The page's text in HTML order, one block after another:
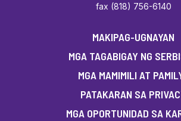
fax (818) 756-6140
MAKIPAG-UGNAYAN
MGA TAGABIGAY NG
MGA MAMIMILI AT
PATAKARAN SA
MGA OPORTUNIDAD SA